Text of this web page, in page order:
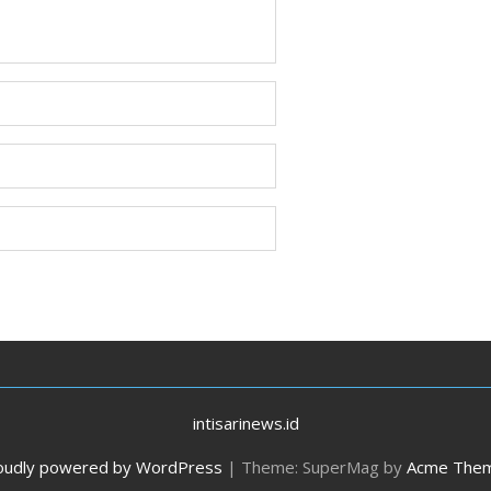
intisarinews.id
powered by WordPress | Theme: SuperMag by Acme